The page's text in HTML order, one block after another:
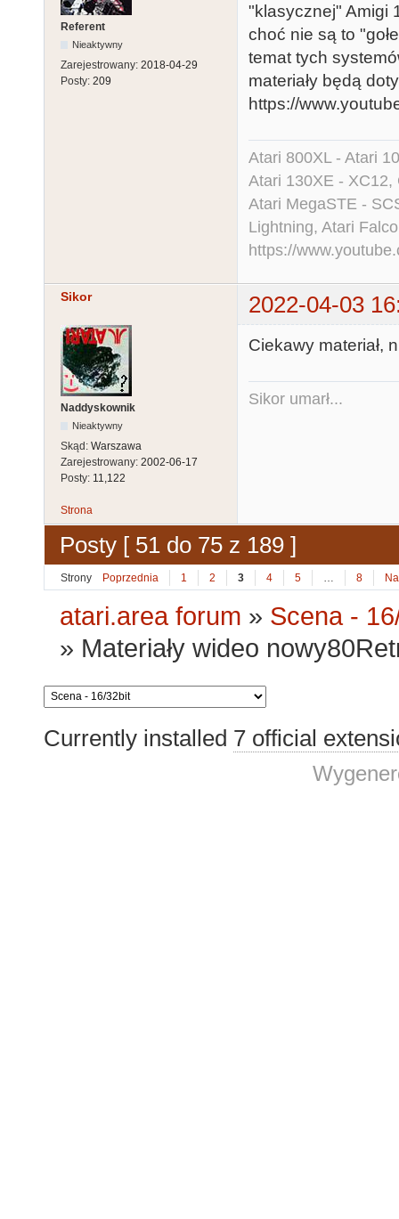
Referent
Nieaktywny
Zarejestrowany: 2018-04-29
Posty: 209
"klasycznej" Amigi
choć nie są to
temat tych
materiały będą
https://
Atari 800XL - Atari
Atari 130XE - XC12,
Atari MegaSTE -
Lightning, Atari
https://
Sikor 2022-04-03
Naddyskownik
Nieaktywny
Skąd: Warszawa
Zarejestrowany: 2002-06-17
Posty: 11,122
Ciekawy materiał,
Sikor umarł...
Strona
Posty [ 51 do 75 z 189 ]
Strony Poprzednia 1 2 3 4 5 8
atari.area forum » Scena -
» Materiały wideo
Currently installed 7 official